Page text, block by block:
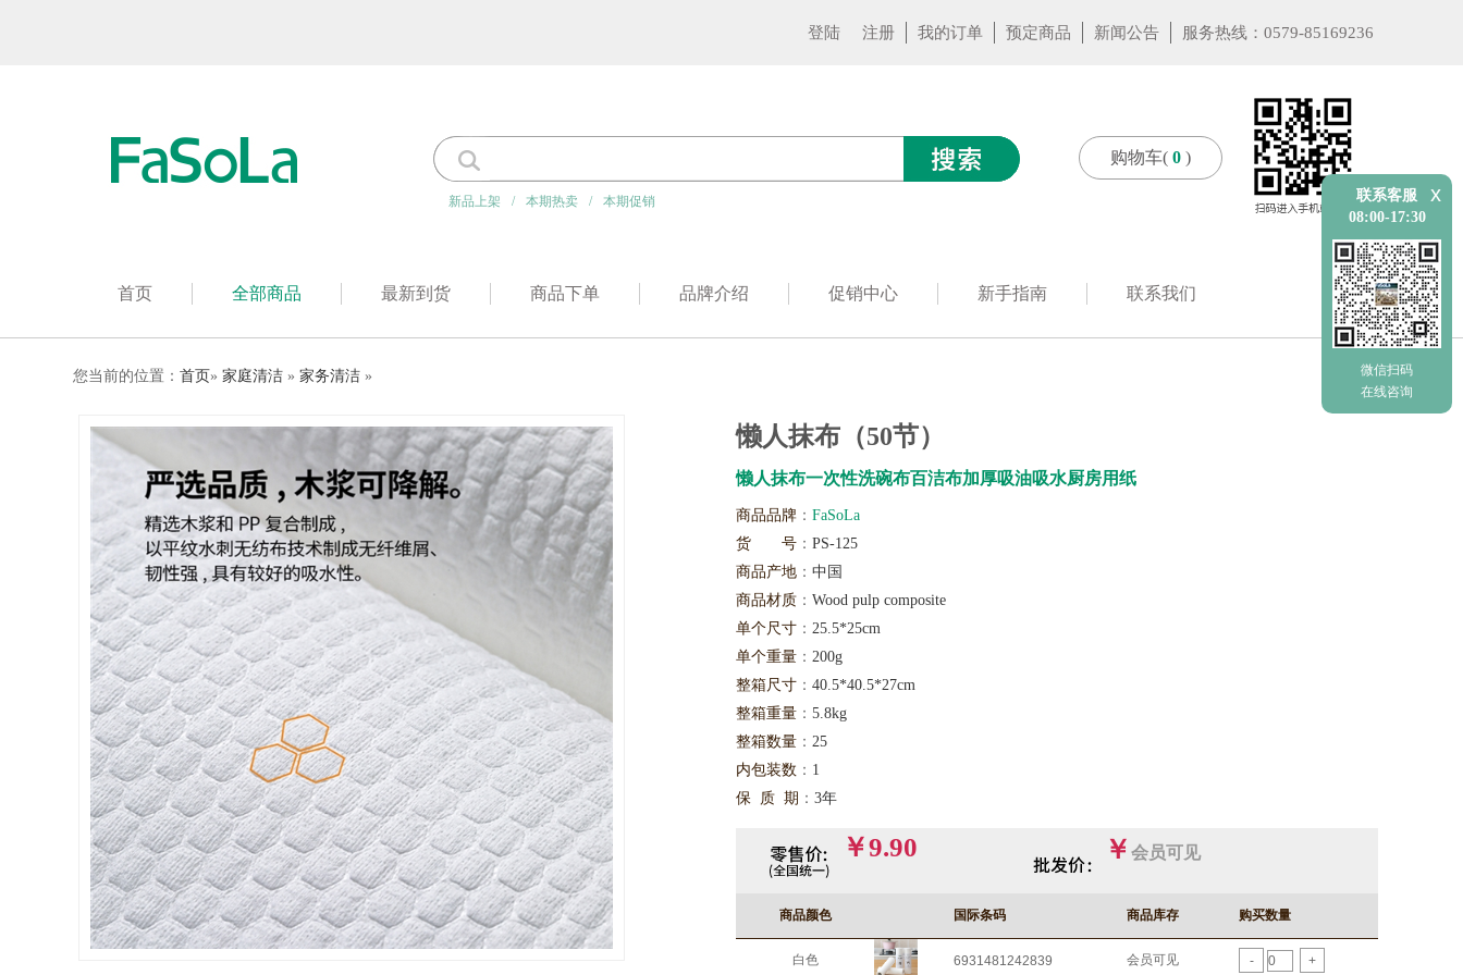
登陆 注册 我的订单 预定商品 新闻公告 服务热线：0579-85169236
新品上架 / 本期热卖 / 本期促销
购物车( 0 )
首页 全部商品 最新到货 商品下单 品牌介绍 促销中心 新手指南 联系我们
您当前的位置： 首页» 家庭清洁 » 家务清洁 »
懒人抹布（50节）
懒人抹布一次性洗碗布百洁布加厚吸油吸水厨房用纸
商品品牌 ： FaSoLa
货 号 ： PS-125
商品产地 ： 中国
商品材质 ： Wood pulp composite
单个尺寸 ： 25.5*25cm
单个重量 ： 200g
整箱尺寸 ： 40.5*40.5*27cm
整箱重量 ： 5.8kg
整箱数量 ： 25
内包装数 ： 1
保 质 期 ： 3年
￥9.90 ￥ 会员可见
商品颜色 国际条码 商品库存 购买数量
白色 6931481242839 会员可见
联系客服
08:00-17:30
x
微信扫码
在线咨询